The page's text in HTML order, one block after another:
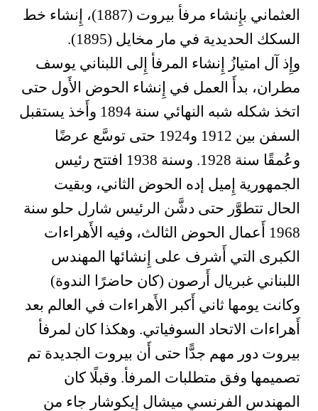
العثماني بإِنشاء مرفأ بيروت (1887)، إِنشاء خط
السكك الحديدية في مار مخايل (1895).
وإِذ آل امتيازُ إِنشاء المرفأ إِلى اللبناني يوسف
مطران، بدأَ العمل في إِنشاء الحوض الأَول حتى
اتخذ شكله شبه النهائي سنة 1894 وأَخذ يستقبل
السفن بين 1912 و1924 حتى توسَّع عرضًا
وعُمقًا سنة 1928. وسنة 1938 افتتح رئيس
الجمهورية إِميل إده الحوض الثاني، وبقيت
الحال تتطوَّر حتى دشَّن الرئيس شارل حلو سنة
1968 أَعمال الحوض الثالث، وفيه الأَهراءات
الكبرى التي أَشرف على إِنشائها المهندس
اللبناني غبريال أَرصون (كان حاضرًا الندوة)
وكانت يومها ثاني أَكبر الأَهراءات في العالم بعد
أَهراءات الاتحاد السوفياتي. وهكذا كان لمرفأ
بيروت دور مهم جدًّا حتى أَن بيروت الجديدة تم
تصميمها وفق متطلبات المرفأ. وقبلًا كان
المهندس الفرنسي ميشال إِيكوشار جاء من